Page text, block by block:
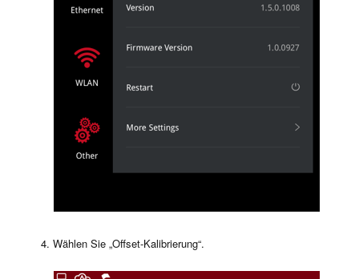
Wählen Sie „Offset-Kalibrierung“.